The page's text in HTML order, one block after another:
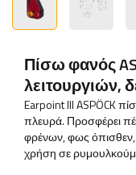
Πίσω φανός
λειτουργιών,
Earpoint III ASPÖCK
πλευρά. Προσφέρει
φρένων, φως όπισθεν,
χρήση σε